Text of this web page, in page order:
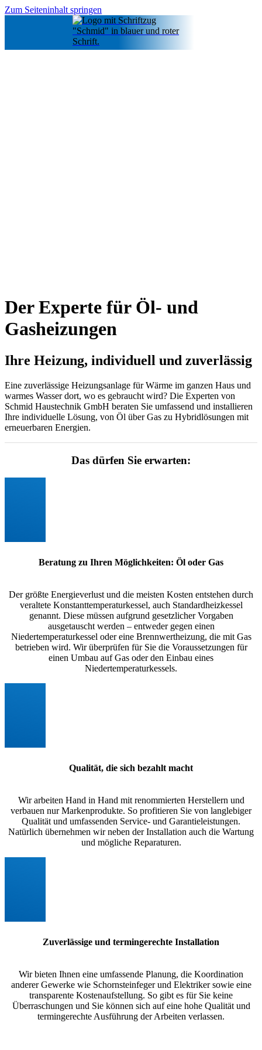
Zum Seiteninhalt springen
Der Experte für Öl- und
Gasheizungen
Ihre Heizung, individuell und zuverlässig
Eine zuverlässige Heizungsanlage für Wärme im ganzen Haus und
warmes Wasser dort, wo es gebraucht wird? Die Experten von
Schmid Haustechnik GmbH beraten Sie umfassend und installieren
Ihre individuelle Lösung, von Öl über Gas zu Hybridlösungen mit
erneuerbaren Energien.
Das dürfen Sie erwarten:
Beratung zu Ihren Möglichkeiten: Öl oder Gas
Der größte Energieverlust und die meisten Kosten entstehen durch
veraltete Konstanttemperaturkessel, auch Standardheizkessel
genannt. Diese müssen aufgrund gesetzlicher Vorgaben
ausgetauscht werden – entweder gegen einen
Niedertemperaturkessel oder eine Brennwertheizung, die mit Gas
betrieben wird. Wir überprüfen für Sie die Voraussetzungen für
einen Umbau auf Gas oder den Einbau eines
Niedertemperaturkessels.
Qualität, die sich bezahlt macht
Wir arbeiten Hand in Hand mit renommierten Herstellern und
verbauen nur Markenprodukte. So profitieren Sie von langlebiger
Qualität und umfassenden Service- und Garantieleistungen.
Natürlich übernehmen wir neben der Installation auch die Wartung
und mögliche Reparaturen.
Zuverlässige und termingerechte Installation
Wir bieten Ihnen eine umfassende Planung, die Koordination
anderer Gewerke wie Schornsteinfeger und Elektriker sowie eine
transparente Kostenaufstellung. So gibt es für Sie keine
Überraschungen und Sie können sich auf eine hohe Qualität und
termingerechte Ausführung der Arbeiten verlassen.